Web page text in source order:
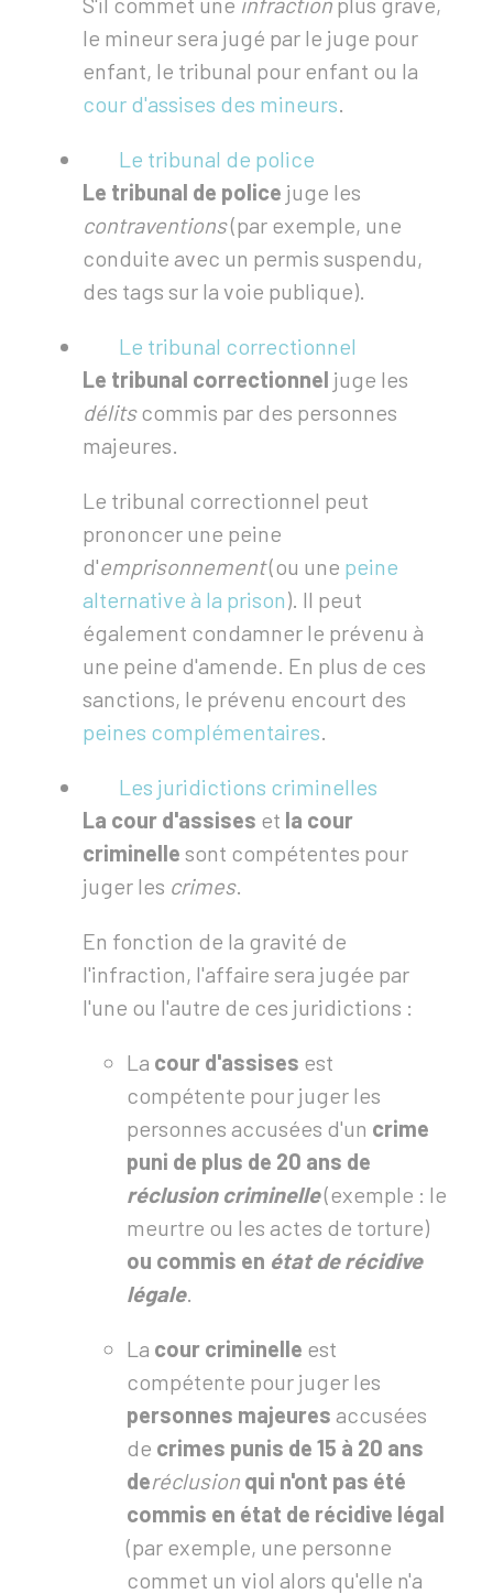
le mineur sera jugé par le juge pour
enfant, le tribunal pour enfant ou la
cour d'assises des mineurs.
Le tribunal de police
Le tribunal de police juge les
contraventions(par exemple, une
conduite avec un permis suspendu,
des tags sur la voie publique).
Le tribunal correctionnel
Le tribunal correctionnel juge les
délitscommis par des personnes
majeures.
Le tribunal correctionnel peut
prononcer une peine
d'emprisonnement(ou une peine
alternative à la prison). Il peut
également condamner le prévenu à
une peine d'amende. En plus de ces
sanctions, le prévenu encourt des
peines complémentaires.
Les juridictions criminelles
La cour d'assises et la cour
criminelle sont compétentes pour
juger les crimes.
En fonction de la gravité de
l'infraction, l'affaire sera jugée par
l'une ou l'autre de ces juridictions :
La cour d'assises est
compétente pour juger les
personnes accusées d'un crime
puni de plus de 20 ans de
réclusion criminelle(exemple : le
meurtre ou les actes de torture)
ou commis en état de récidive
légale.
La cour criminelle est
compétente pour juger les
personnes majeures accusées
de crimes punis de 15 à 20 ans
deréclusion qui n'ont pas été
commis en état de récidive légal
(par exemple, une personne
commet un viol alors qu'elle n'a